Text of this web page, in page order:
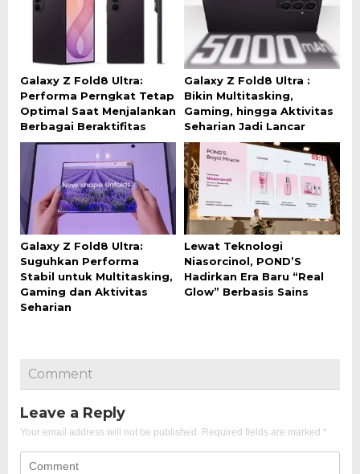
Galaxy Z Fold8 Ultra:
Performa Perngkat Tetap
Optimal Saat Menjalankan
Berbagai Beraktifitas
Galaxy Z Fold8 Ultra :
Bikin Multitasking,
Gaming, hingga Aktivitas
Seharian Jadi Lancar
Galaxy Z Fold8 Ultra:
Suguhkan Performa
Stabil untuk Multitasking,
Gaming dan Aktivitas
Seharian
Lewat Teknologi
Niasorcinol, POND’S
Hadirkan Era Baru “Real
Glow” Berbasis Sains
Comment
Leave a Reply
Your email address will not be published. Required fields are marked *